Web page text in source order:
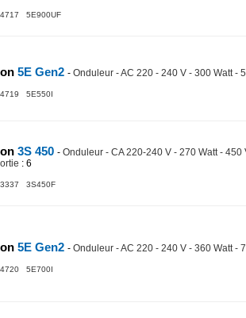
5E900UF
5E Gen2 - Onduleur - AC 220 - 240 V - 300 Watt -
5E550I
3S 450 - Onduleur - CA 220-240 V - 270 Watt -
: 6
3S450F
5E Gen2 - Onduleur - AC 220 - 240 V - 360 Watt -
5E700I